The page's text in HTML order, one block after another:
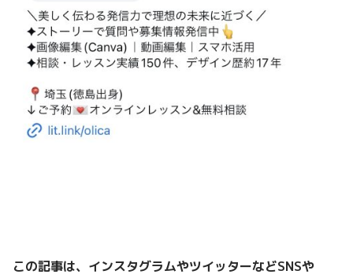
この記事は、インスタグラムやツイッターなどSNSや